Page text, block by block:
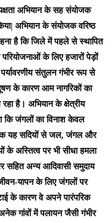
अभियान के सह संयोजक
अभियान के संयोजक वरिष्ठ
है कि जिले में पहले से स्थापित
के लिए हजारों पेड़ों
संतुलन गंभीर रूप से
के कारण आम नागरिकों का
रहा है। अभियान के क्षेत्रीय
कि जंगलों का विनाश केवल
यह सदियों से जल, जंगल और
के अस्तित्व पर भी सीधा हमला
सहित अन्य आदिवासी समुदाय
यापन के लिए जंगलों पर
के कारण वे अपने पारंपरिक
गांवों में पलायन जैसी गंभीर